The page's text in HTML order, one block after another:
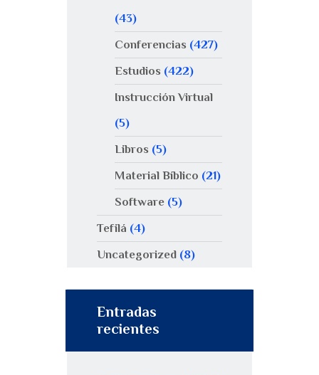
(43)
Conferencias (427)
Estudios (422)
Instrucción Virtual
(5)
Libros (5)
Material Bíblico (21)
Software(5)
Tefilá (4)
Uncategorized (8)
Entradas
recientes